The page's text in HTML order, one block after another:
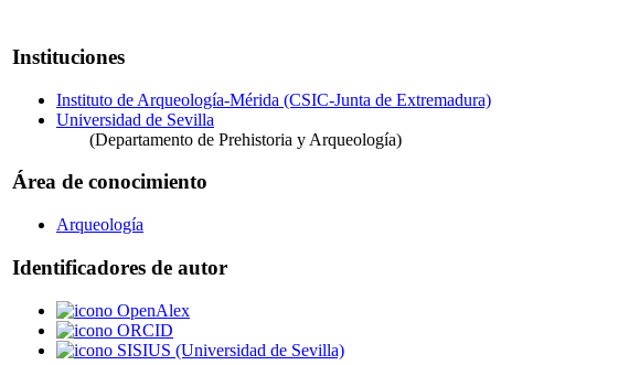
Instituciones
Instituto de Arqueología-Mérida (CSIC-Junta de Extremadura)
Universidad de Sevilla
(Departamento de Prehistoria y Arqueología)
Área de conocimiento
Arqueología
Identificadores de autor
OpenAlex
ORCID
SISIUS (Universidad de Sevilla)